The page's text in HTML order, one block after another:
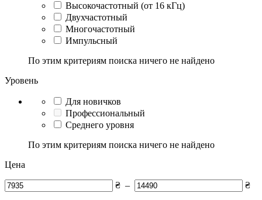
Высокочастотный (от 16 кГц)
Двухчастотный
Многочастотный
Импульсный
По этим критериям поиска ничего не найдено
Уровень
Для новичков
Профессиональный
Среднего уровня
По этим критериям поиска ничего не найдено
Цена
₴ – ₴